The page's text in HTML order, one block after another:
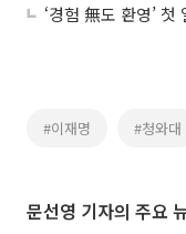
‘경험 無도 환영’ 첫
#이재명 #청와대
문선영 기자의 주요